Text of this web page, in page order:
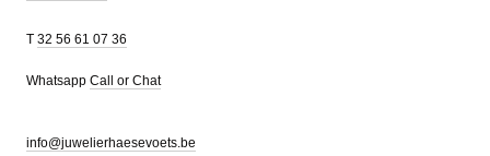
T 32 56 61 07 36
Whatsapp Call or Chat
info@juwelierhaesevoets.be